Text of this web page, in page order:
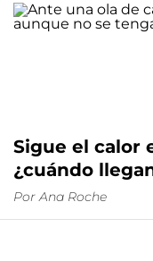
Sigue el calor
¿cuándo
Por Ana Roche